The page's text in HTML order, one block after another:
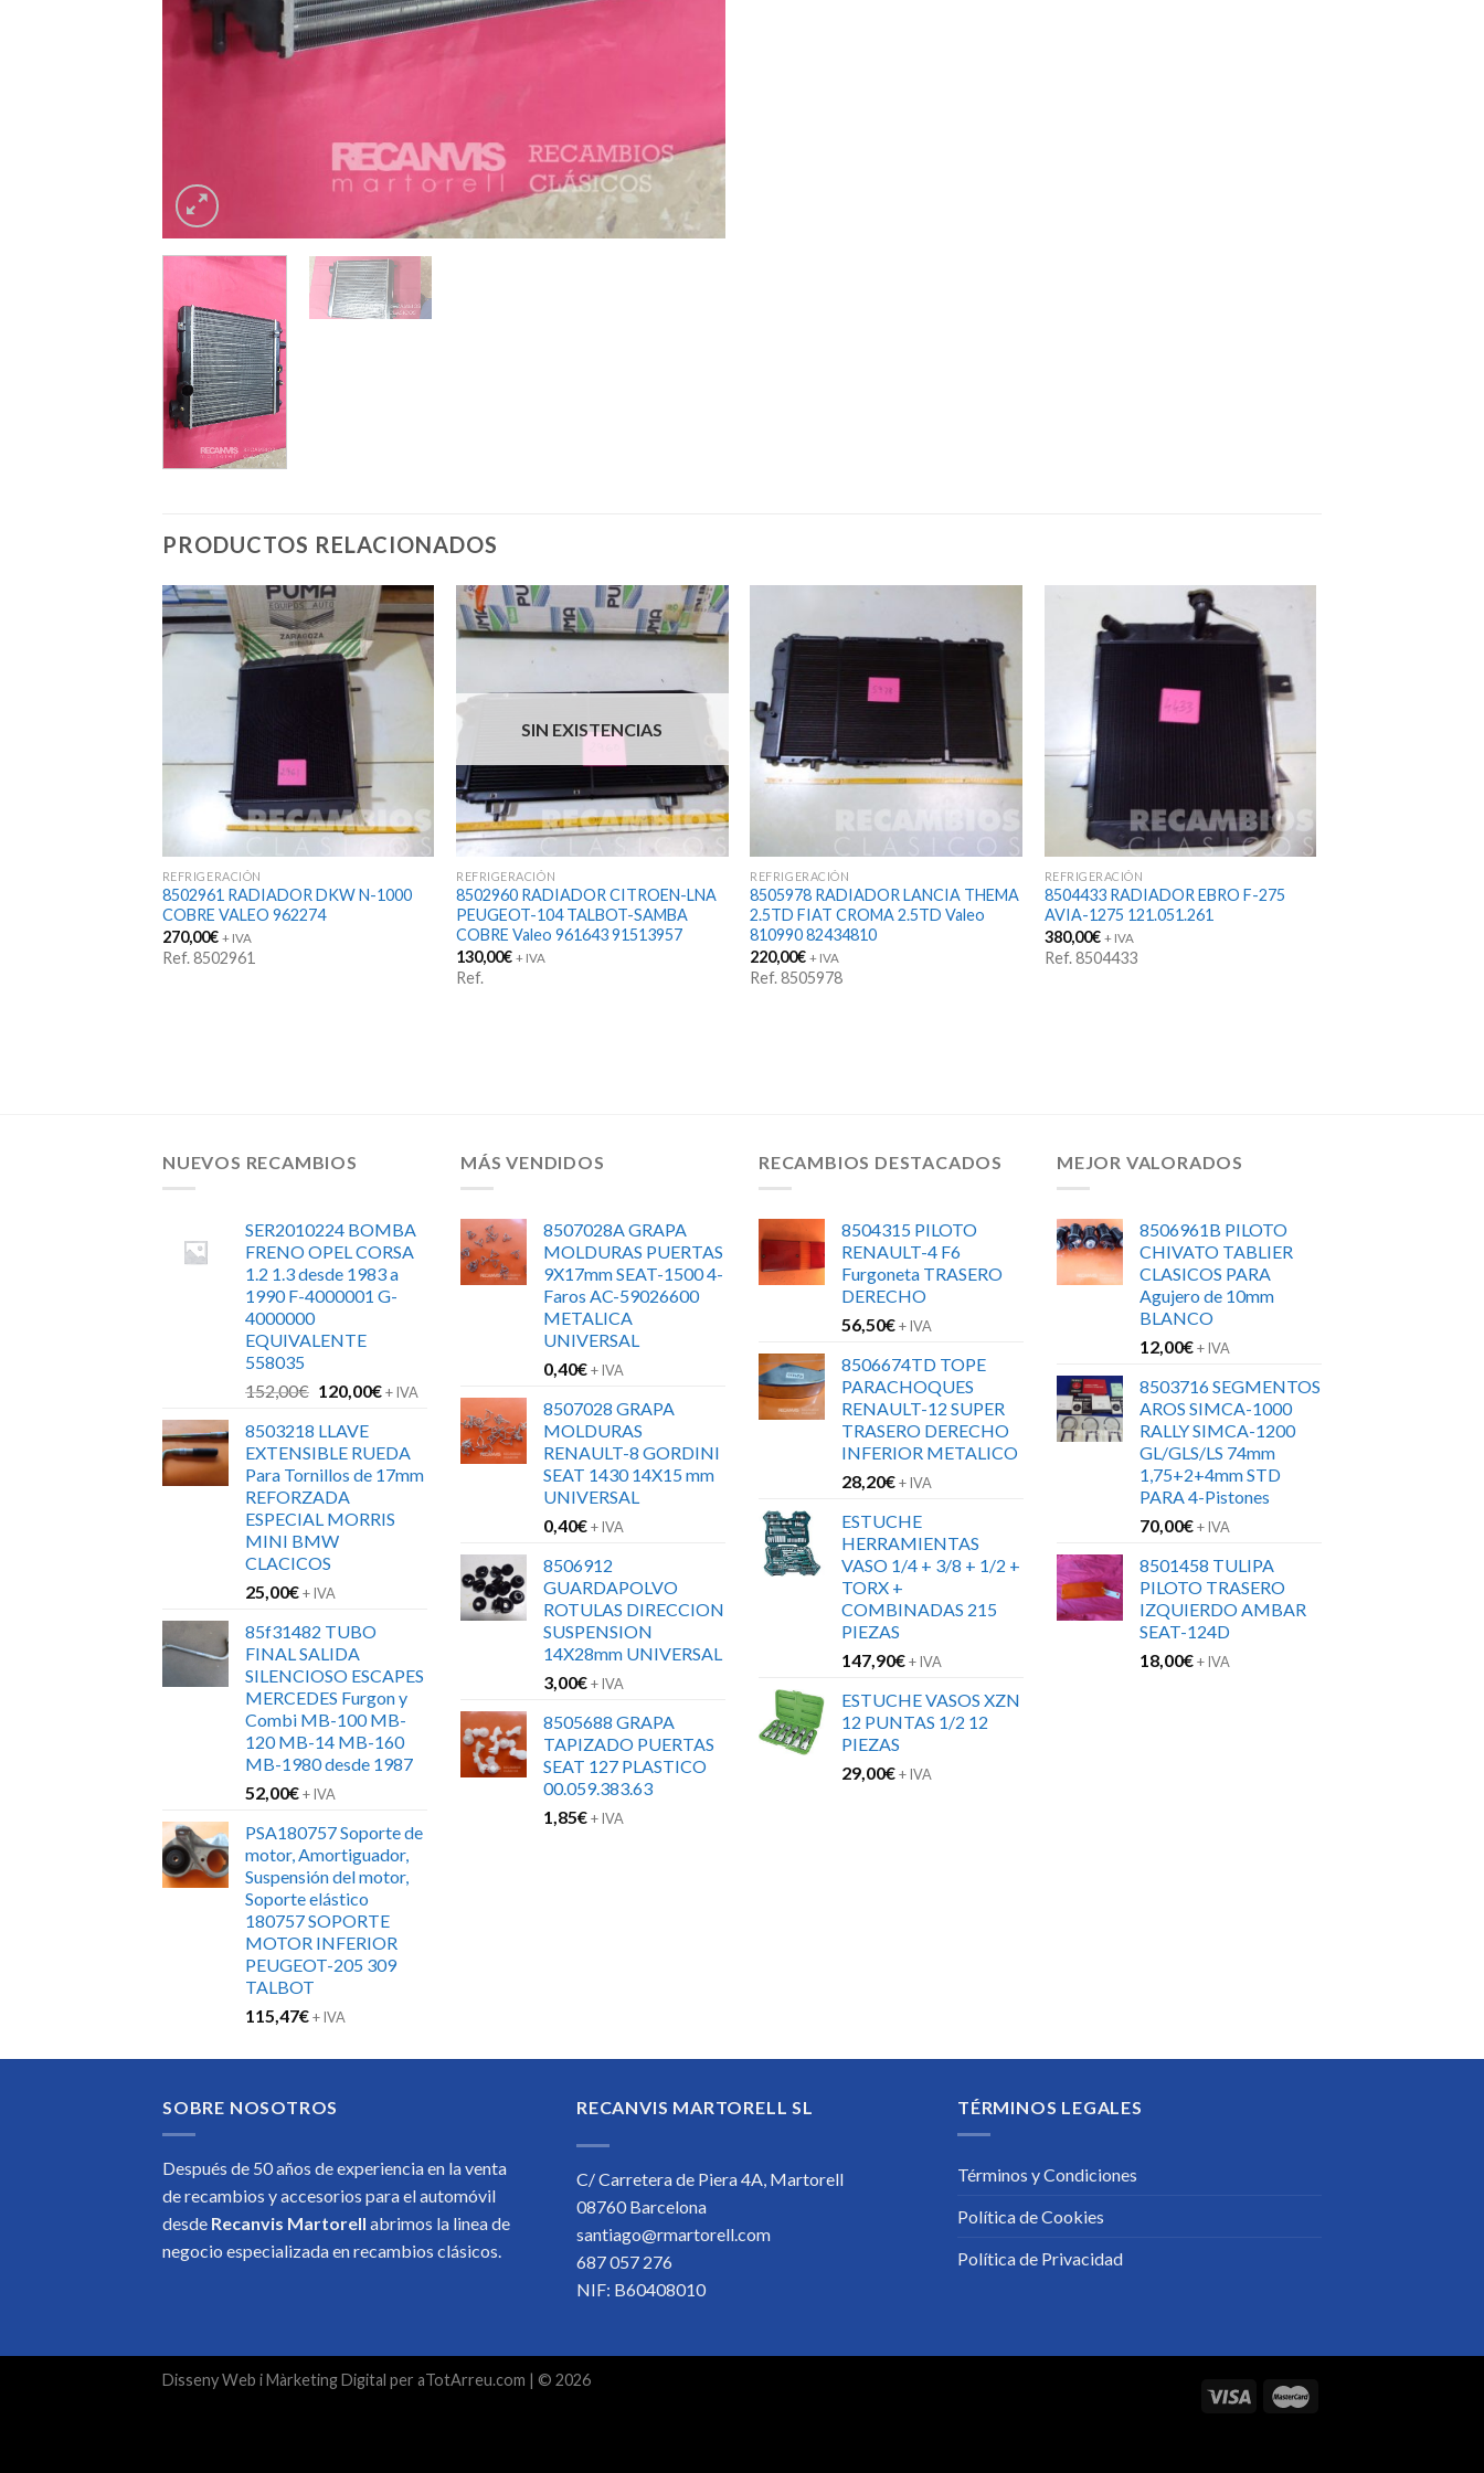
PRODUCTOS RELACIONADOS
REFRIGERACIÓN
8502961 RADIADOR DKW N-1000
COBRE VALEO 962274
270,00€ + IVA
Ref. 8502961
SIN EXISTENCIAS
REFRIGERACIÓN
8502960 RADIADOR CITROEN-LNA
PEUGEOT-104 TALBOT-SAMBA
COBRE Valeo 961643 91513957
130,00€ + IVA
Ref.
REFRIGERACIÓN
8505978 RADIADOR LANCIA THEMA
2.5TD FIAT CROMA 2.5TD Valeo
810990 82434810
220,00€ + IVA
Ref. 8505978
REFRIGERACIÓN
8504433 RADIADOR EBRO F-275
AVIA-1275 121.051.261
380,00€ + IVA
Ref. 8504433
NUEVOS RECAMBIOS
SER2010224 BOMBA
FRENO OPEL CORSA
1.2 1.3 desde 1983 a
1990 F-4000001 G-
4000000
EQUIVALENTE
558035
152,00€ El
original
era:
152,00€.
120,00€El
es:
120,00€.
+ IVA
8503218 LLAVE
EXTENSIBLE RUEDA
Para Tornillos de 17mm
REFORZADA
ESPECIAL MORRIS
MINI BMW
CLACICOS
25,00€+ IVA
85f31482 TUBO
FINAL SALIDA
SILENCIOSO ESCAPES
MERCEDES Furgon y
Combi MB-100 MB-
120 MB-14 MB-160
MB-1980 desde 1987
52,00€+ IVA
PSA180757 Soporte de
motor, Amortiguador,
Suspensión del motor,
Soporte elástico
180757 SOPORTE
MOTOR INFERIOR
PEUGEOT-205 309
TALBOT
115,47€+ IVA
MÁS VENDIDOS
8507028A GRAPA
MOLDURAS PUERTAS
9X17mm SEAT-1500 4-
Faros AC-59026600
METALICA
UNIVERSAL
0,40€+ IVA
8507028 GRAPA
MOLDURAS
RENAULT-8 GORDINI
SEAT 1430 14X15 mm
UNIVERSAL
0,40€+ IVA
8506912
GUARDAPOLVO
ROTULAS DIRECCION
SUSPENSION
14X28mm UNIVERSAL
3,00€+ IVA
8505688 GRAPA
TAPIZADO PUERTAS
SEAT 127 PLASTICO
00.059.383.63
1,85€+ IVA
RECAMBIOS DESTACADOS
8504315 PILOTO
RENAULT-4 F6
Furgoneta TRASERO
DERECHO
56,50€+ IVA
8506674TD TOPE
PARACHOQUES
RENAULT-12 SUPER
TRASERO DERECHO
INFERIOR METALICO
28,20€+ IVA
ESTUCHE
HERRAMIENTAS
VASO 1/4 + 3/8 + 1/2 +
TORX +
COMBINADAS 215
PIEZAS
147,90€+ IVA
ESTUCHE VASOS XZN
12 PUNTAS 1/2 12
PIEZAS
29,00€+ IVA
MEJOR VALORADOS
8506961B PILOTO
CHIVATO TABLIER
CLASICOS PARA
Agujero de 10mm
BLANCO
12,00€+ IVA
8503716 SEGMENTOS
AROS SIMCA-1000
RALLY SIMCA-1200
GL/GLS/LS 74mm
1,75+2+4mm STD
PARA 4-Pistones
70,00€+ IVA
8501458 TULIPA
PILOTO TRASERO
IZQUIERDO AMBAR
SEAT-124D
18,00€+ IVA
SOBRE NOSOTROS
Después de 50 años de experiencia en la venta
de recambios y accesorios para el automóvil
desde Recanvis Martorell abrimos la linea de
negocio especializada en recambios clásicos.
RECANVIS MARTORELL SL
C/ Carretera de Piera 4A, Martorell
08760 Barcelona
santiago@rmartorell.com
687 057 276
NIF: B60408010
TÉRMINOS LEGALES
Términos y Condiciones
Política de Cookies
Política de Privacidad
Disseny Web iMàrketing Digital per aTotArreu.com | © 2026